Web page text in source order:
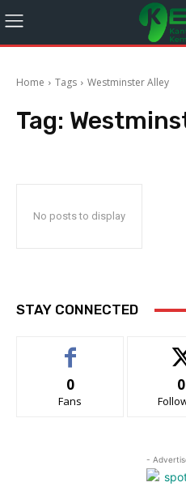
Home Tags Westminster Alley
Tag:
No posts to display
STAY CONNECTED
0
Fans
0
-